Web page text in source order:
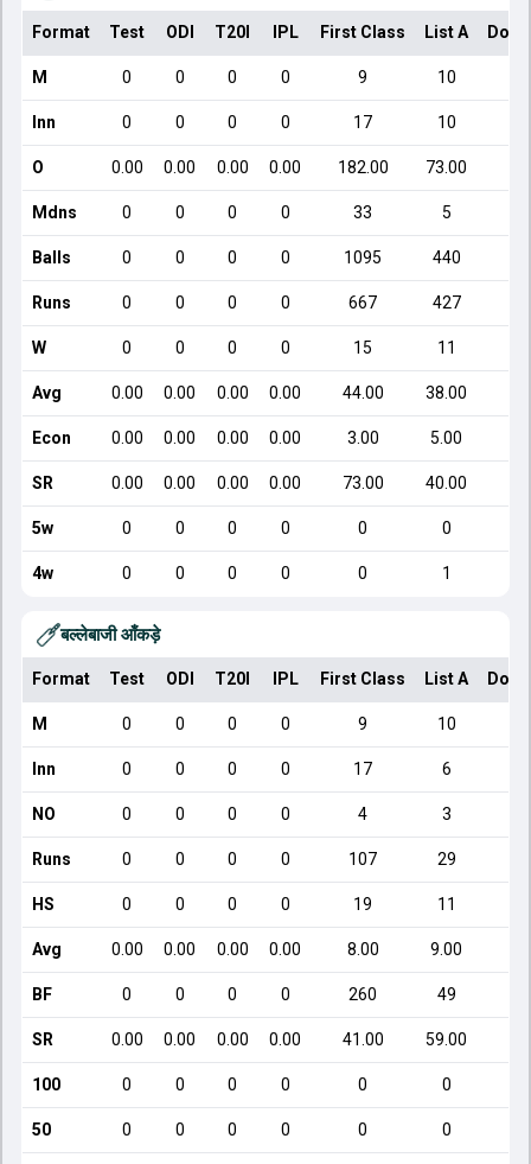
Format Test ODI T20I IPL First Class List A
M 0 0 0 0 9 10
Inn 0 0 0 0 17 10
O 0.00 0.00 0.00 0.00 182.00 73.00
Mdns 0 0 0 0 33 5
Balls 0 0 0 0 1095 440
Runs 0 0 0 0 667 427
W 0 0 0 0 15 11
Avg 0.00 0.00 0.00 0.00 44.00 38.00
Econ 0.00 0.00 0.00 0.00 3.00 5.00
SR 0.00 0.00 0.00 0.00 73.00 40.00
5w 0 0 0 0 0 0
4w 0 0 0 0 0 1
बल्लेबाजी आँकड़े
Format Test ODI T20I IPL First Class List A
M 0 0 0 0 9 10
Inn 0 0 0 0 17 6
NO 0 0 0 0 4 3
Runs 0 0 0 0 107 29
HS 0 0 0 0 19 11
Avg 0.00 0.00 0.00 0.00 8.00 9.00
BF 0 0 0 0 260 49
SR 0.00 0.00 0.00 0.00 41.00 59.00
100 0 0 0 0 0 0
50 0 0 0 0 0 0